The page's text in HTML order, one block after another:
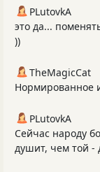
PLutоvkА
это да...
))
TheMagicCat
Нормированное
PLutоvkА
Сейчас народу
душит, чем той -